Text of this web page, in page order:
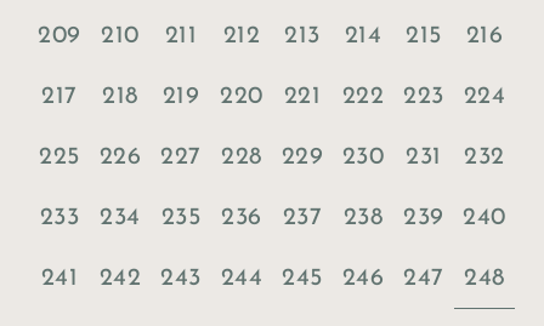
209 210 211 212 213 214 215 216
217 218 219 220 221 222 223 224
225 226 227 228 229 230 231 232
233 234 235 236 237 238 239 240
241 242 243 244 245 246 247 248